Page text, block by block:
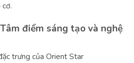
điểm sáng tạo và nghệ
trưng của Orient Star